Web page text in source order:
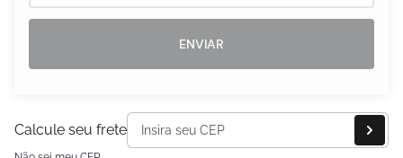
ENVIAR
Calcule seu frete